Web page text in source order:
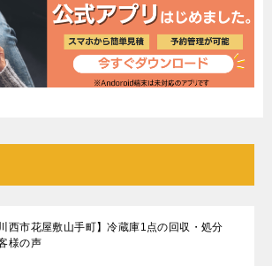
川西市花屋敷山手町】冷蔵庫1点の回収・処分
様の声